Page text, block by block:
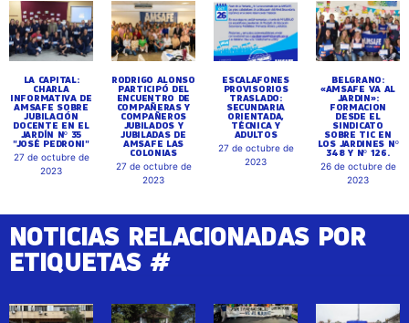
LA CAPITAL:
CHARLA
INFORMATIVA DE
AMSAFE SOBRE
JUBILACIÓN
DOCENTE EN EL
JARDÍN Nº 35
"JOSÉ PEDRONI"
27 de octubre de
2023
RODRIGO ALONSO
PARTICIPÓ DEL
ENCUENTRO DE
COMPAÑERAS Y
COMPAÑEROS
JUBILADOS Y
JUBILADAS DE
AMSAFE LAS
COLONIAS
27 de octubre de
2023
ESCALAFONES
PROVISORIOS
TRASLADO:
SECUNDARIA
ORIENTADA,
TÉCNICA Y
ADULTOS
27 de octubre de
2023
BELGRANO:
«AMSAFE VA AL
JARDIN»:
FORMACION
DESDE EL
SINDICATO
SOBRE TIC EN
LOS JARDINES Nº
348 Y Nº 126.
26 de octubre de
2023
NOTICIAS RELACIONADAS POR
ETIQUETAS #